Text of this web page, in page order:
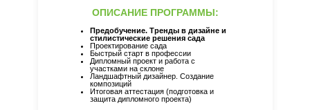
Предобучение. Тренды в дизайне и
стилистические решения сада
Проектирование сада
Быстрый старт в профессии
Дипломный проект и работа с
участками на склоне
Ландшафтный дизайнер. Создание
композиций
Итоговая аттестация (подготовка и
защита дипломного проекта)
ОПИСАНИЕ ПРОГРАММЫ: